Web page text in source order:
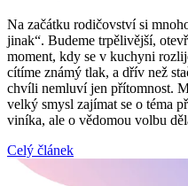
Na začátku rodičovství si
jinak“. Budeme trpělivější,
moment, kdy se v kuchyni
cítíme známý tlak, a dřív než
chvíli nemluví jen přítomnost.
velký smysl zajímat se o téma
viníka, ale o vědomou volbu
Celý článek